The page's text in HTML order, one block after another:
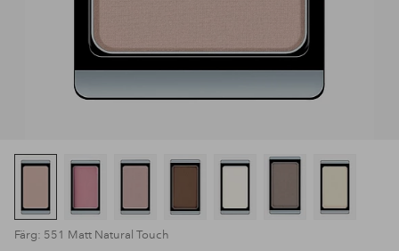
Färg: 551 Matt Natural Touch